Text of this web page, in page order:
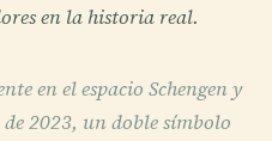
en la historia real.
en el espacio Schengen y
2023, un doble símbolo